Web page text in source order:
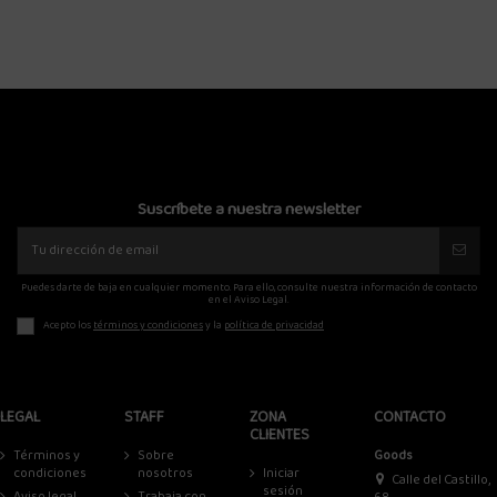
Suscríbete a nuestra newsletter
Puedes darte de baja en cualquier momento. Para ello, consulte nuestra información de contacto
en el Aviso Legal.
Acepto lostérminos y condicionesy la política de privacidad
LEGAL
Términos y
condiciones
STAFF
Sobre
nosotros
ZONA
CLIENTES
Iniciar
sesión
CONTACTO
Goods
Calle del Castillo,